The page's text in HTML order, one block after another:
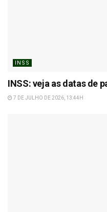
INSS
INSS: veja as datas de
7 DE JULHO DE 2026, 13:44H